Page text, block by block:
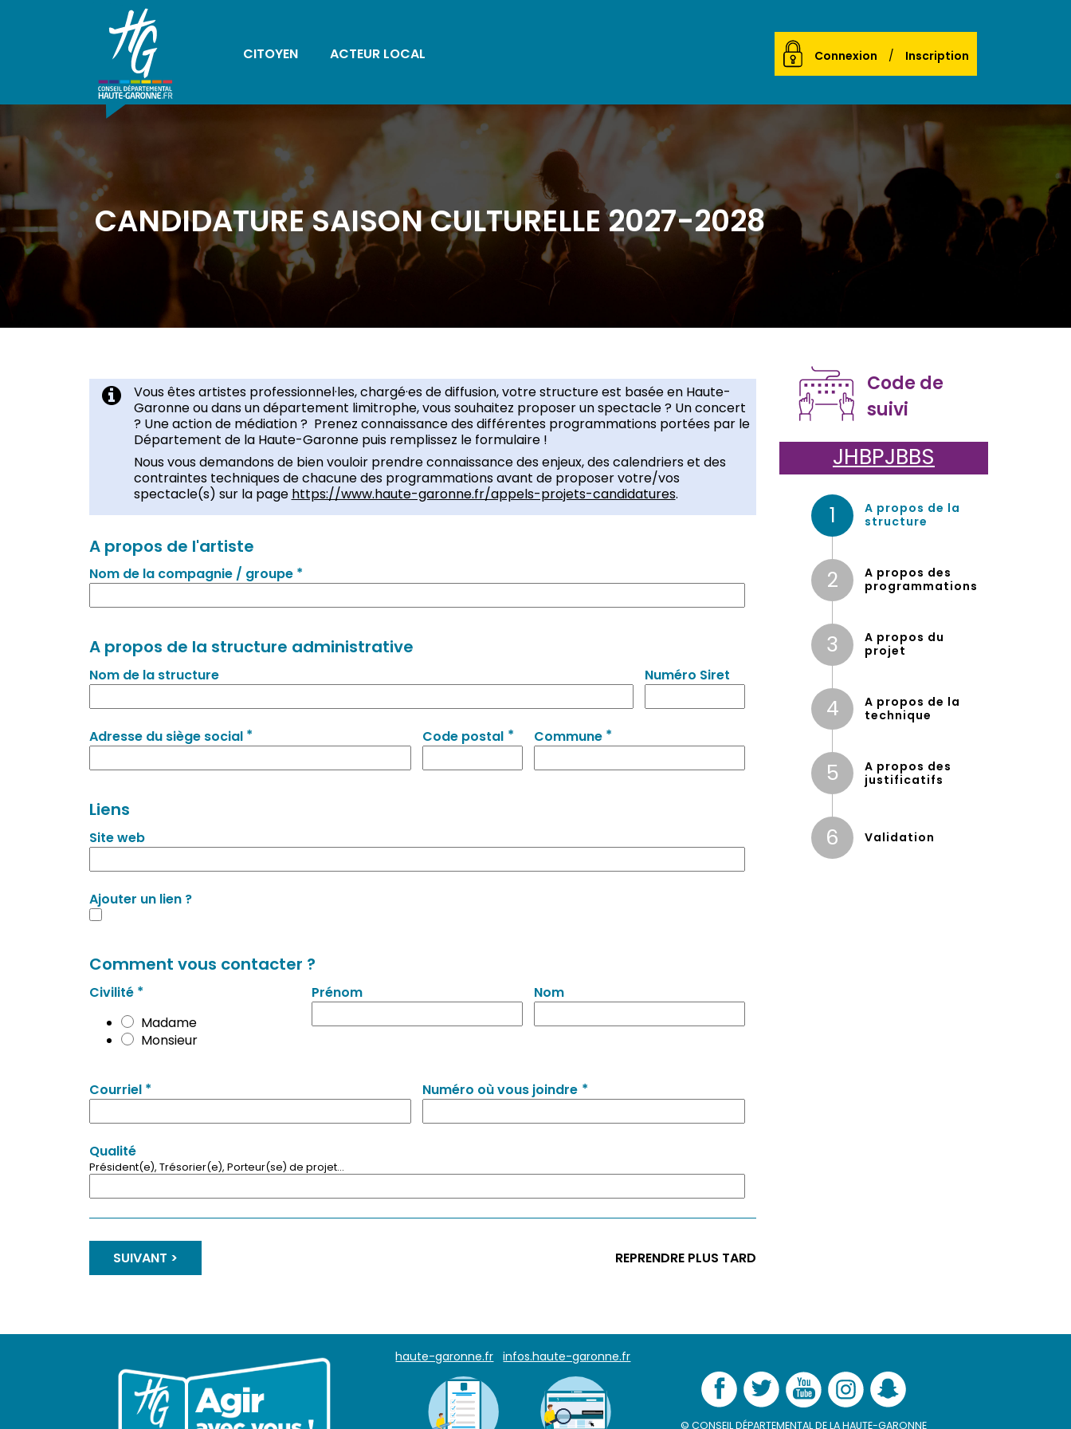
Connexion Inscription
CITOYEN ACTEUR LOCAL
CANDIDATURE SAISON CULTURELLE 2027-2028
Code de
suivi
JHBPJBBS
1
A propos de la
structure
2
A propos des
programmations
3
A propos du
projet
4
A propos de la
technique
5
A propos des
justificatifs
6 Validation
Vous êtes artistes professionnel·les, chargé·es de diffusion, votre structure est basée en Haute-
Garonne ou dans un département limitrophe, vous souhaitez proposer un spectacle ? Un concert
? Une action de médiation ? Prenez connaissance des différentes programmations portées par le
Département de la Haute-Garonne puis remplissez le formulaire !
Nous vous demandons de bien vouloir prendre connaissance des enjeux, des calendriers et des
contraintes techniques de chacune des programmations avant de proposer votre/vos
spectacle(s) sur la page https://www.haute-garonne.fr/appels-projets-candidatures.
A propos de l'artiste
Nom de la compagnie / groupe *
A propos de la structure administrative
Nom de la structure Numéro Siret
Adresse du siège social * Code postal * Commune *
Liens
Site web
Ajouter un lien ?
Comment vous contacter ?
Civilité *
Madame
Monsieur
Prénom Nom
Courriel * Numéro où vous joindre *
Qualité
Président(e), Trésorier(e), Porteur(se) de projet...
SUIVANT REPRENDRE PLUS TARD
haute-garonne.fr infos.haute-garonne.fr
© CONSEIL DÉPARTEMENTAL DE LA HAUTE-GARONNE